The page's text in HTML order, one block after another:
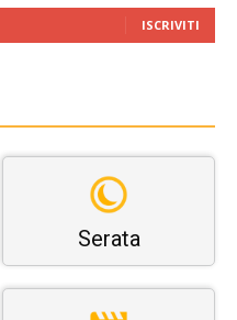
ISCRIVITI
Serata